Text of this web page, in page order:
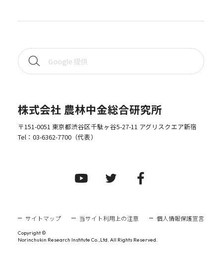
株式会社 農林中金総合研究所
〒151-0051 東京都渋谷区千駄ヶ谷5-27-11 アグリスクエア新宿
Tel： 03-6362-7700（代表）
サイトマップ 当サイト利用上の注意 個人情報保護宣言
Copyright ©
Norinchukin Research Institute Co.,Ltd. All Rights Reserved.